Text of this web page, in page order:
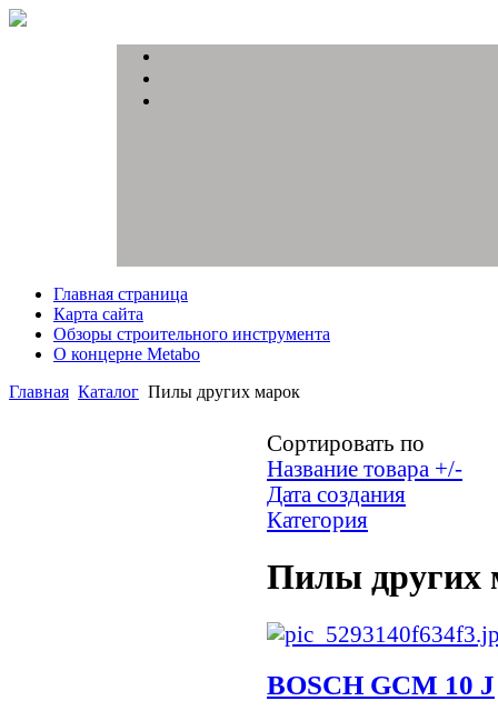
Главная страница
Карта сайта
Обзоры строительного инструмента
О концерне Metabo
Главная Каталог Пилы других марок
Сортировать по
Название товара +/-
Дата создания
Категория
Пилы других
BOSCH GCM 10 J